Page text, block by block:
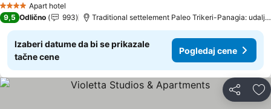
4 ZvezdiceApart hotel
9,5 Odlično 993 Traditional settelement Paleo Trikeri-Panagia: udaljenost 16.8 km
Izaberi datume da bi se prikazale
tačne cene
Pogledaj cene
Deli